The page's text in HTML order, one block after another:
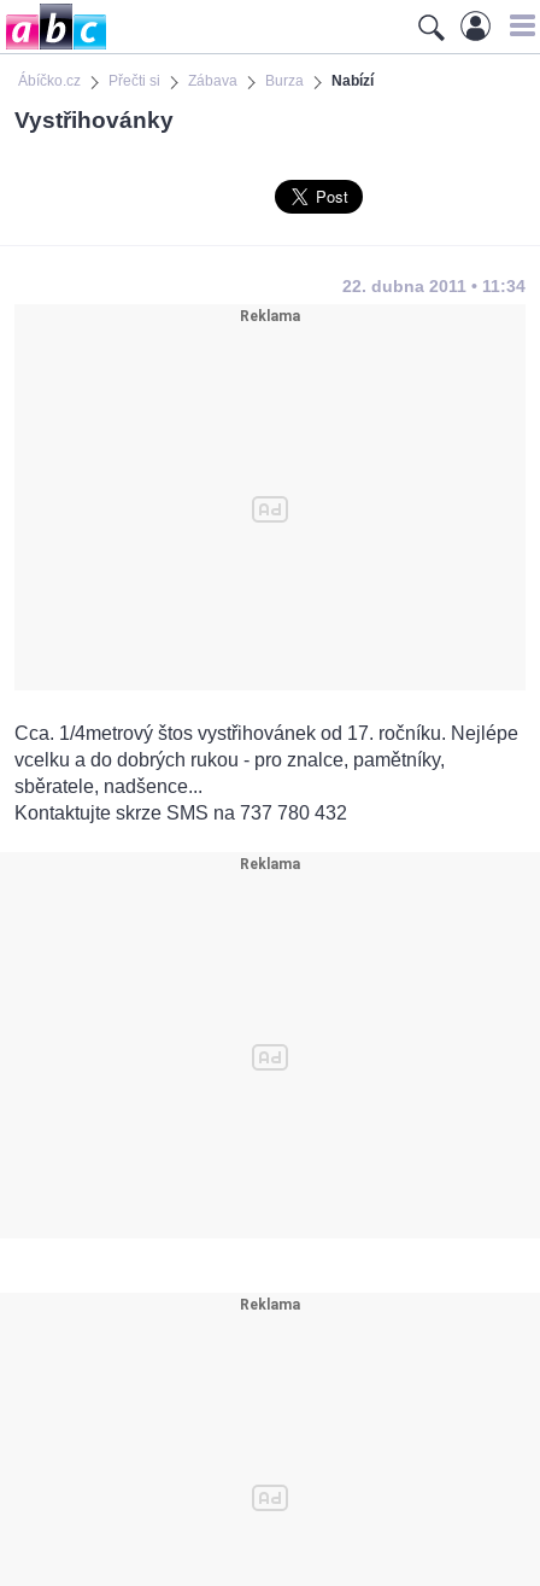
Ábíčko.cz Přečti si Zábava Burza Nabízí
Vystřihovánky
22. dubna 2011 • 11:34
Cca. 1/4metrový štos vystřihovánek od 17. ročníku. Nejlépe
vcelku a do dobrých rukou - pro znalce, pamětníky,
sběratele, nadšence...
Kontaktujte skrze SMS na 737 780 432